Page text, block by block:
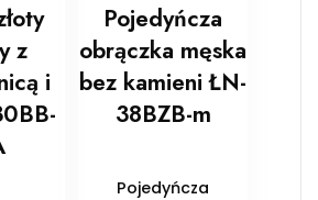
z
i
Pojedyńcza
obrączka męska
bez kamieni ŁN-
38BZB-m
Pojedyńcza